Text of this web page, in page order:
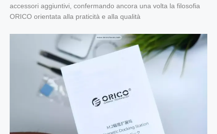
accessori aggiuntivi, confermando ancora una volta la filosofia
ORICO orientata alla praticità e alla qualità